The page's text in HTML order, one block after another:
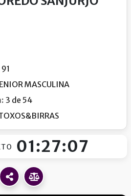
MASCULINA
3 de 54
01:27:07